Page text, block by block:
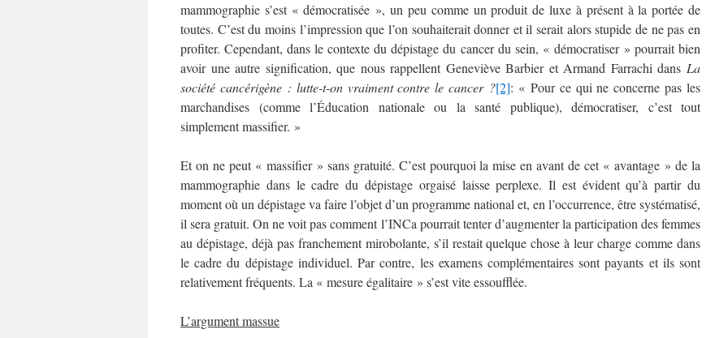
mammographie s’est « démocratisée », un peu comme un produit de luxe à présent à la portée de
toutes. C’est du moins l’impression que l’on souhaiterait donner et il serait alors stupide de ne pas en
profiter. Cependant, dans le contexte du dépistage du cancer du sein, « démocratiser » pourrait bien
avoir une autre signification, que nous rappellent Geneviève Barbier et Armand Farrachi dans La
société cancérigène : lutte-t-on vraiment contre le cancer ?[2]: « Pour ce qui ne concerne pas les
marchandises (comme l’Éducation nationale ou la santé publique), démocratiser, c’est tout
simplement massifier. »
Et on ne peut « massifier » sans gratuité. C’est pourquoi la mise en avant de cet « avantage » de la
mammographie dans le cadre du dépistage orgaisé laisse perplexe. Il est évident qu’à partir du
moment où un dépistage va faire l’objet d’un programme national et, en l’occurrence, être systématisé,
il sera gratuit. On ne voit pas comment l’INCa pourrait tenter d’augmenter la participation des femmes
au dépistage, déjà pas franchement mirobolante, s’il restait quelque chose à leur charge comme dans
le cadre du dépistage individuel. Par contre, les examens complémentaires sont payants et ils sont
relativement fréquents. La « mesure égalitaire » s’est vite essoufflée.
L’argument massue